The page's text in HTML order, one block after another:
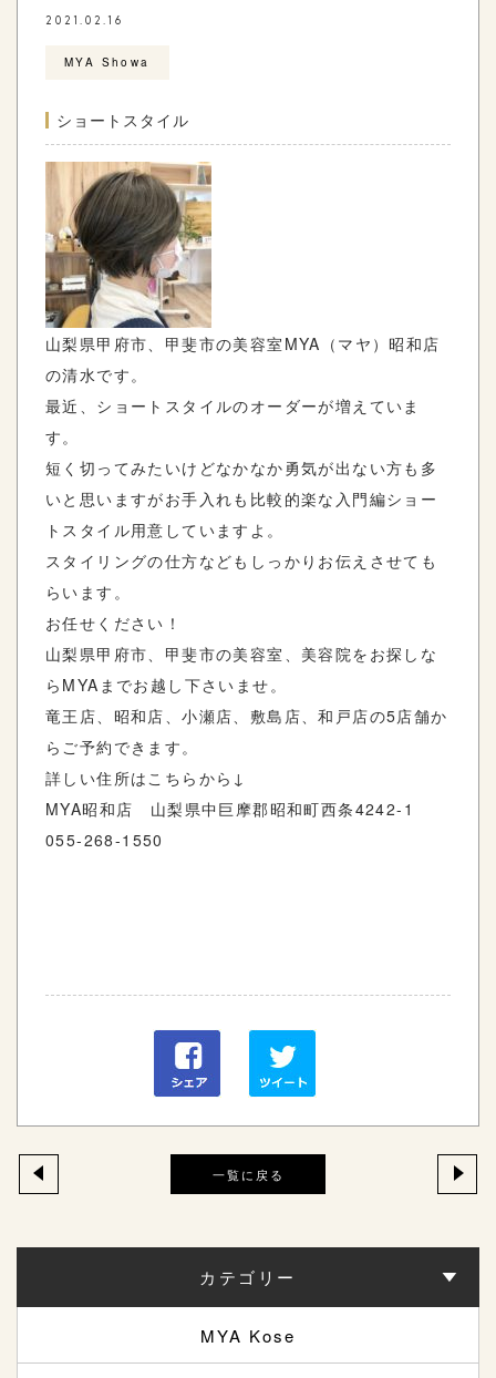
2021.02.16
MYA Showa
ショートスタイル
山梨県甲府市、甲斐市の美容室 MYA （マヤ）昭和店
の清水です。
最近、ショートスタイルのオーダーが増えていま
す。
短く切ってみたいけどなかなか勇気が出ない方も多
いと思いますがお手入れも比較的楽な入門編ショー
トスタイル用意していますよ。
スタイリングの仕方などもしっかりお伝えさせても
らいます。
お任せください！
山梨県甲府市、甲斐市の美容室、美容院をお探しな
ら MYA までお越し下さいませ。
竜王店、昭和店、小瀬店、敷島店、和戸店の5店舗か
らご予約できます。
詳しい住所はこちらから ↓
MYA昭和店 山梨県中巨摩郡昭和町西条4242-1
055-268-1550
一覧に戻る
カテゴリー
MYA Kose